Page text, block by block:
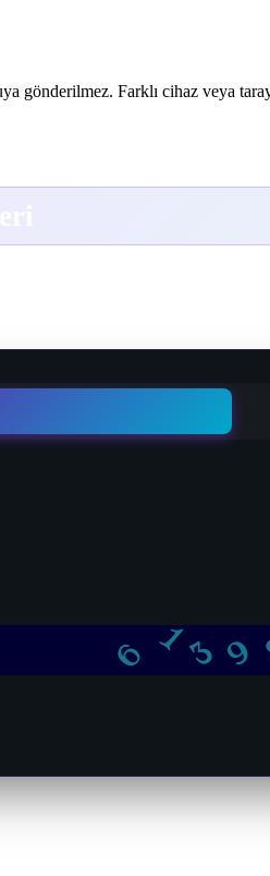
gönderilmez. Farklı cihaz veya
613